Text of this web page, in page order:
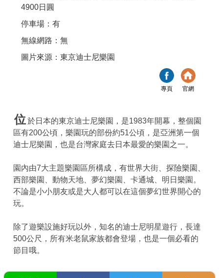
4900日圓
停車場：有
無線網路：無
圖片來源：東京迪士尼樂園
專頁 官網
位 於日本的東京迪士尼樂園，是1983年開幕，整個園
區有200公頃，樂園玩的部份約51公頃，是亞洲第一個
迪士尼樂園，也是台灣家庭去日本最愛的樂園之一。
園內由7大主題樂園區所構成，有世界大街、探險樂園、
西部樂園、動物天地、夢幻樂園、卡通城、明日樂園。
不論是小小朋友或是大人都可以在這個夢幻世界開心的
玩。
除了遊樂設施好玩以外，知名的迪士尼明星遊行，長達
500公尺，所有米老鼠家族都會登場，也是一個必看的
節目哦。